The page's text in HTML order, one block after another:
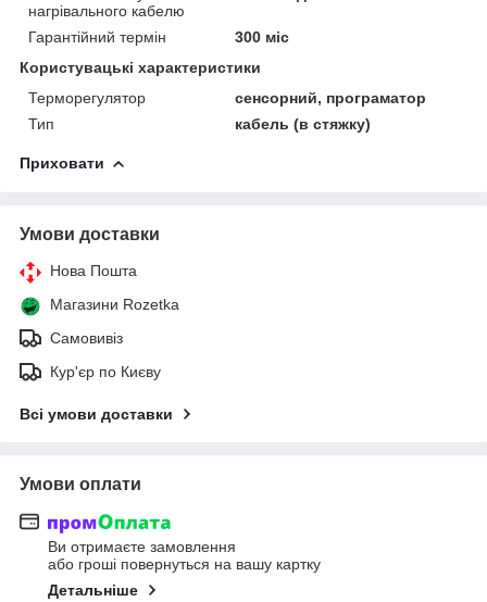
нагрівального кабелю
Гарантійний термін
300 міс
Користувацькі характеристики
Терморегулятор
сенсорний, програматор
Тип
кабель (в стяжку)
Приховати
Умови доставки
Нова Пошта
Магазини Rozetka
Самовивіз
Кур'єр по Києву
Всі умови доставки
Умови оплати
Ви отримаєте замовлення
або гроші повернуться на вашу картку
Детальніше